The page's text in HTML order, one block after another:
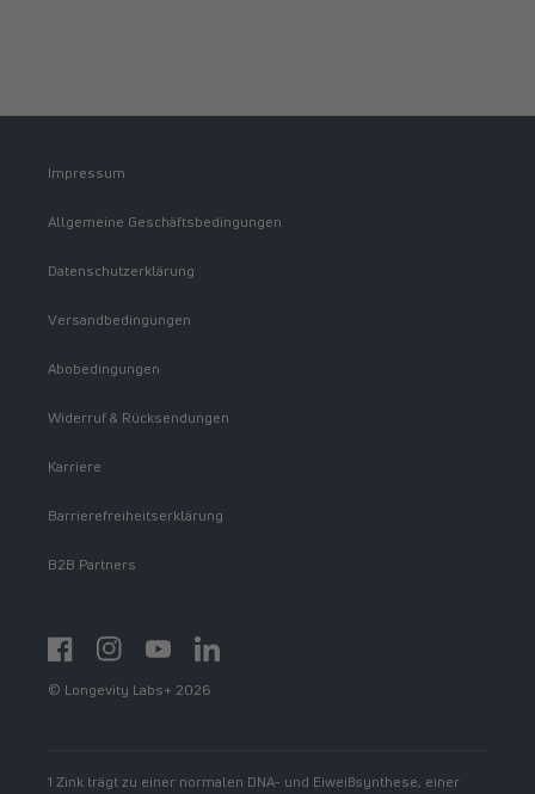
Impressum
Allgemeine Geschäftsbedingungen
Datenschutzerklärung
Versandbedingungen
Abobedingungen
Widerruf & Rücksendungen
Karriere
Barrierefreiheitserklärung
B2B Partners
FacebookInstagramYouTubehttps://www.linkedin.com/showcase/
© Longevity Labs+ 2026
1 Zink trägt zu einer normalen DNA- und Eiweißsynthese, einer